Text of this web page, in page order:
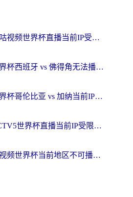
在海外看咪咕视频世界杯直播当前IP受限制？这篇指南帮你搞定所有体育赛事观看难题
在国外看世界杯西班牙 vs 佛得角无法播放？这篇指南帮你解锁所有中文体育直播
在海外看世界杯哥伦比亚 vs 加纳当前IP受限制？这篇指南帮你流畅看中文解说赛事
在越南看CCTV5世界杯直播当前IP受限制？海外党体育观赛终极指南来了
在日本看央视频世界杯当前地区不可播放？海外党体育观赛终极指南